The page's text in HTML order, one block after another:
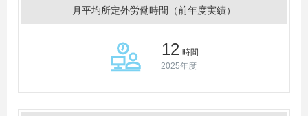
月平均所定外労働時間（前年度実績）
12 時間
2025年度